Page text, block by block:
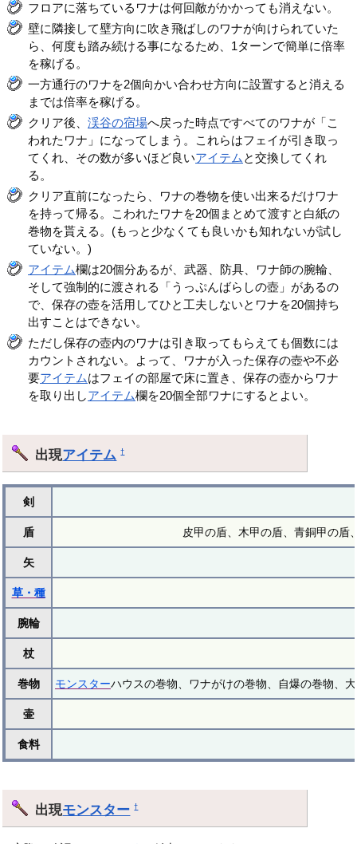
フロアに落ちているワナは何回敵がかかっても消えない。
壁に隣接して壁方向に吹き飛ばしのワナが向けられていた
ら、何度も踏み続ける事になるため、1ターンで簡単に倍率
を稼げる。
一方通行のワナを2個向かい合わせ方向に設置すると消える
までは倍率を稼げる。
クリア後、渓谷の宿場へ戻った時点ですべてのワナが「こ
われたワナ」になってしまう。これらはフェイが引き取っ
てくれ、その数が多いほど良いアイテム と交換してくれ
る。
クリア直前になったら、ワナの巻物を使い出来るだけワナ
を持って帰る。こわれたワナを20個まとめて渡すと白紙の
巻物を貰える。(もっと少なくても良いかも知れないが試し
ていない。)
アイテム欄は20個分あるが、武器、防具、ワナ師の腕輪、
そして強制的に渡される「うっぷんばらしの壺」があるの
で、保存の壺を活用してひと工夫しないとワナを20個持ち
出すことはできない。
ただし保存の壺内のワナは引き取ってもらえても個数には
カウントされない。よって、ワナが入った保存の壺や不必
要アイテムはフェイの部屋で床に置き、保存の壺からワナ
を取り出しアイテム欄を20個全部ワナにするとよい。
出現アイテム †
剣
盾 皮甲の盾、木甲の盾、青銅甲の盾
矢
草・種
腕輪
杖
巻物 モンスターハウスの巻物、ワナがけの巻物、自爆の巻物、
壷
食料
出現モンスター †